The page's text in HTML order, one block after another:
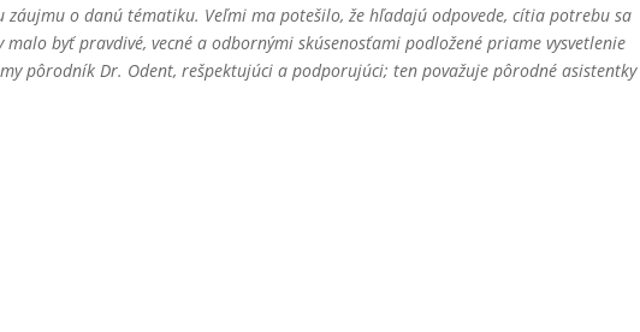
záujmu o danú tématiku. Veľmi ma potešilo, že hľadajú odpovede, cítia potrebu sa
byť pravdivé, vecné a odbornými skúsenosťami podložené priame vysvetlenie
pôrodník Dr. Odent, rešpektujúci a podporujúci; ten považuje pôrodné asistentky